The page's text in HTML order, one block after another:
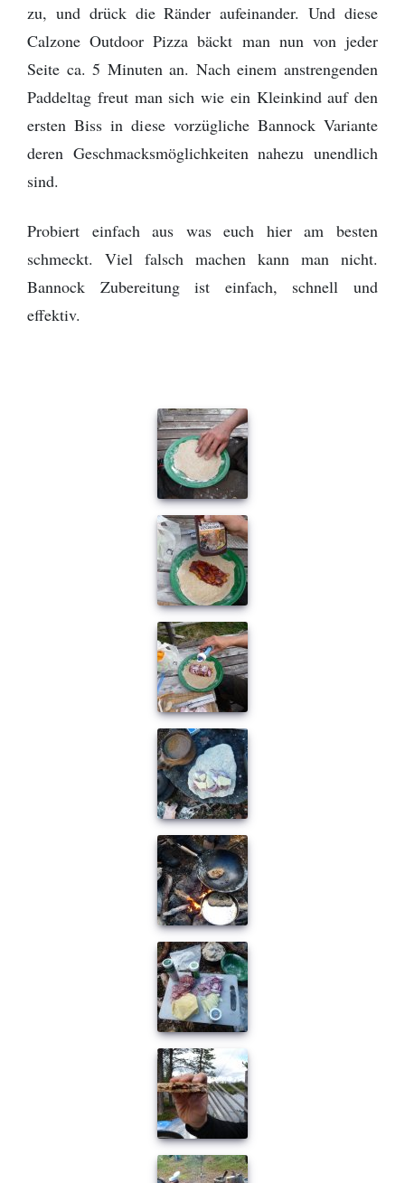
zu, und drück die Ränder aufeinander. Und diese
Calzone Outdoor Pizza bäckt man nun von jeder
Seite ca. 5 Minuten an. Nach einem anstrengenden
Paddeltag freut man sich wie ein Kleinkind auf den
ersten Biss in diese vorzügliche Bannock Variante
deren Geschmacksmöglichkeiten nahezu unendlich
sind.
Probiert einfach aus was euch hier am besten
schmeckt. Viel falsch machen kann man nicht.
Bannock Zubereitung ist einfach, schnell und
effektiv.